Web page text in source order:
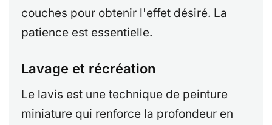
couches pour obtenir l'effet désiré. La
patience est essentielle.
Lavage et récréation
Le lavis est une technique de peinture
miniature qui renforce la profondeur en